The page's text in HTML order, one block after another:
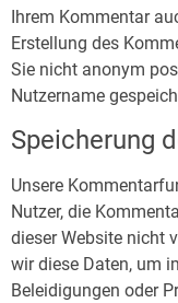
Ihrem Kommentar
Erstellung des
Sie nicht anonym
Nutzername
Speicherung
Unsere
Nutzer, die
dieser Website nicht
wir diese Daten, um
Beleidigungen oder